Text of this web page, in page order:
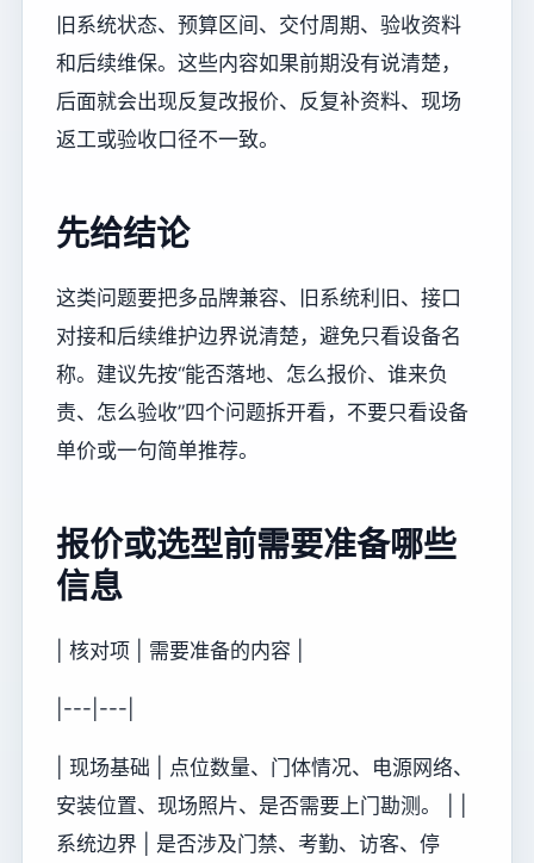
旧系统状态、预算区间、交付周期、验收资料
和后续维保。这些内容如果前期没有说清楚，
后面就会出现反复改报价、反复补资料、现场
返工或验收口径不一致。
先给结论
这类问题要把多品牌兼容、旧系统利旧、接口
对接和后续维护边界说清楚，避免只看设备名
称。建议先按“能否落地、怎么报价、谁来负
责、怎么验收”四个问题拆开看，不要只看设备
单价或一句简单推荐。
报价或选型前需要准备哪些
信息
| 核对项 | 需要准备的内容 |
|---|---|
| 现场基础 | 点位数量、门体情况、电源网络、
安装位置、现场照片、是否需要上门勘测。 | |
系统边界 | 是否涉及门禁、考勤、访客、停